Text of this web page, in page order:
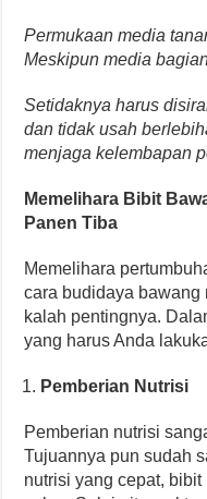
Permukaan media
Meskipun media
Setidaknya harus
dan tidak usah
menjaga kelembapan
Memelihara Bibit
Panen Tiba
Memelihara
cara budidaya bawang
kalah pentingnya.
yang harus Anda
Pemberian Nutrisi
Pemberian nutrisi
Tujuannya pun sudah
nutrisi yang cepat,